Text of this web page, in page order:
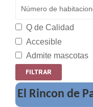
Q de Calidad
Accesible
Admite mascotas
El Rincon de